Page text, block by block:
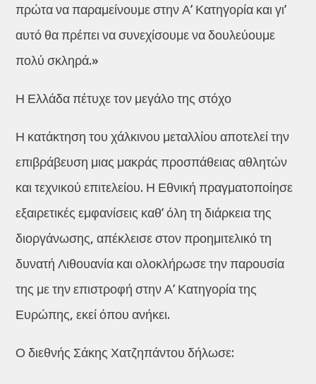
πρώτα να παραμείνουμε στην Α’ Κατηγορία και γι’
αυτό θα πρέπει να συνεχίσουμε να δουλεύουμε
πολύ σκληρά.»
Η Ελλάδα πέτυχε τον μεγάλο της στόχο
Η κατάκτηση του χάλκινου μεταλλίου αποτελεί την
επιβράβευση μιας μακράς προσπάθειας αθλητών
και τεχνικού επιτελείου. Η Εθνική πραγματοποίησε
εξαιρετικές εμφανίσεις καθ’ όλη τη διάρκεια της
διοργάνωσης, απέκλεισε στον προημιτελικό τη
δυνατή Λιθουανία και ολοκλήρωσε την παρουσία
της με την επιστροφή στην Α’ Κατηγορία της
Ευρώπης, εκεί όπου ανήκει.
Ο διεθνής Σάκης Χατζηπάντου δήλωσε: